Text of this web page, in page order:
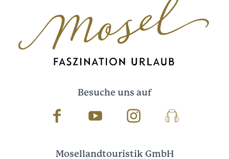
Besuche uns auf
Facebook Youtube InstagramPodcast
Mosellandtouristik GmbH